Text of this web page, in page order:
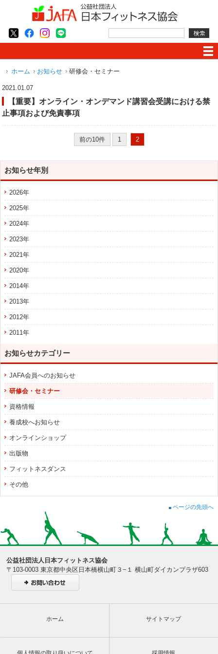
ホーム お知らせ 研修会・セミナー
2021.01.07
【重要】オンライン・オンデマンド講習会受講における禁
止事項および免責事項
前の10件 1 2
お知らせ年別
2026年
2025年
2024年
2023年
2021年
2020年
2014年
2013年
2012年
2011年
お知らせカテゴリー
JAFA会員へのお知らせ
研修会・セミナー
資格情報
養成校へお知らせ
オンラインショップ
出版物
フィットネスダンス
その他
ページの先頭へ
公益社団法人日本フィットネス協会
〒103-0003 東京都中央区日本橋横山町３−１ 横山町ダイカンプラザ603
ホーム サイトマップ